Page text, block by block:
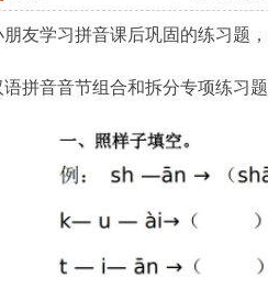
朋友学习拼音课后巩固的练习题
语拼音音节组合和拆分专项练习题